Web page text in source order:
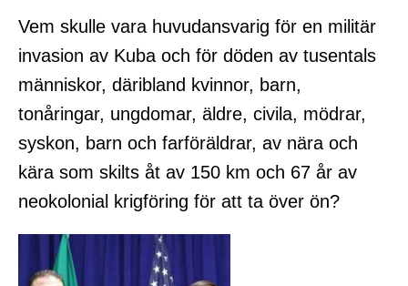
Vem skulle vara huvudansvarig för en militär
invasion av Kuba och för döden av tusentals
människor, däribland kvinnor, barn,
tonåringar, ungdomar, äldre, civila, mödrar,
syskon, barn och farföräldrar, av nära och
kära som skilts åt av 150 km och 67 år av
neokolonial krigföring för att ta över ön?